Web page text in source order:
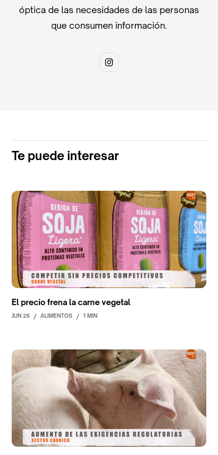
óptica de las necesidades de las personas
que consumen información.
Te puede interesar
El precio frena la carne vegetal
JUN 26 / ALIMENTOS / 1 MIN